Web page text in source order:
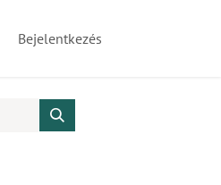
Bejelentkezés